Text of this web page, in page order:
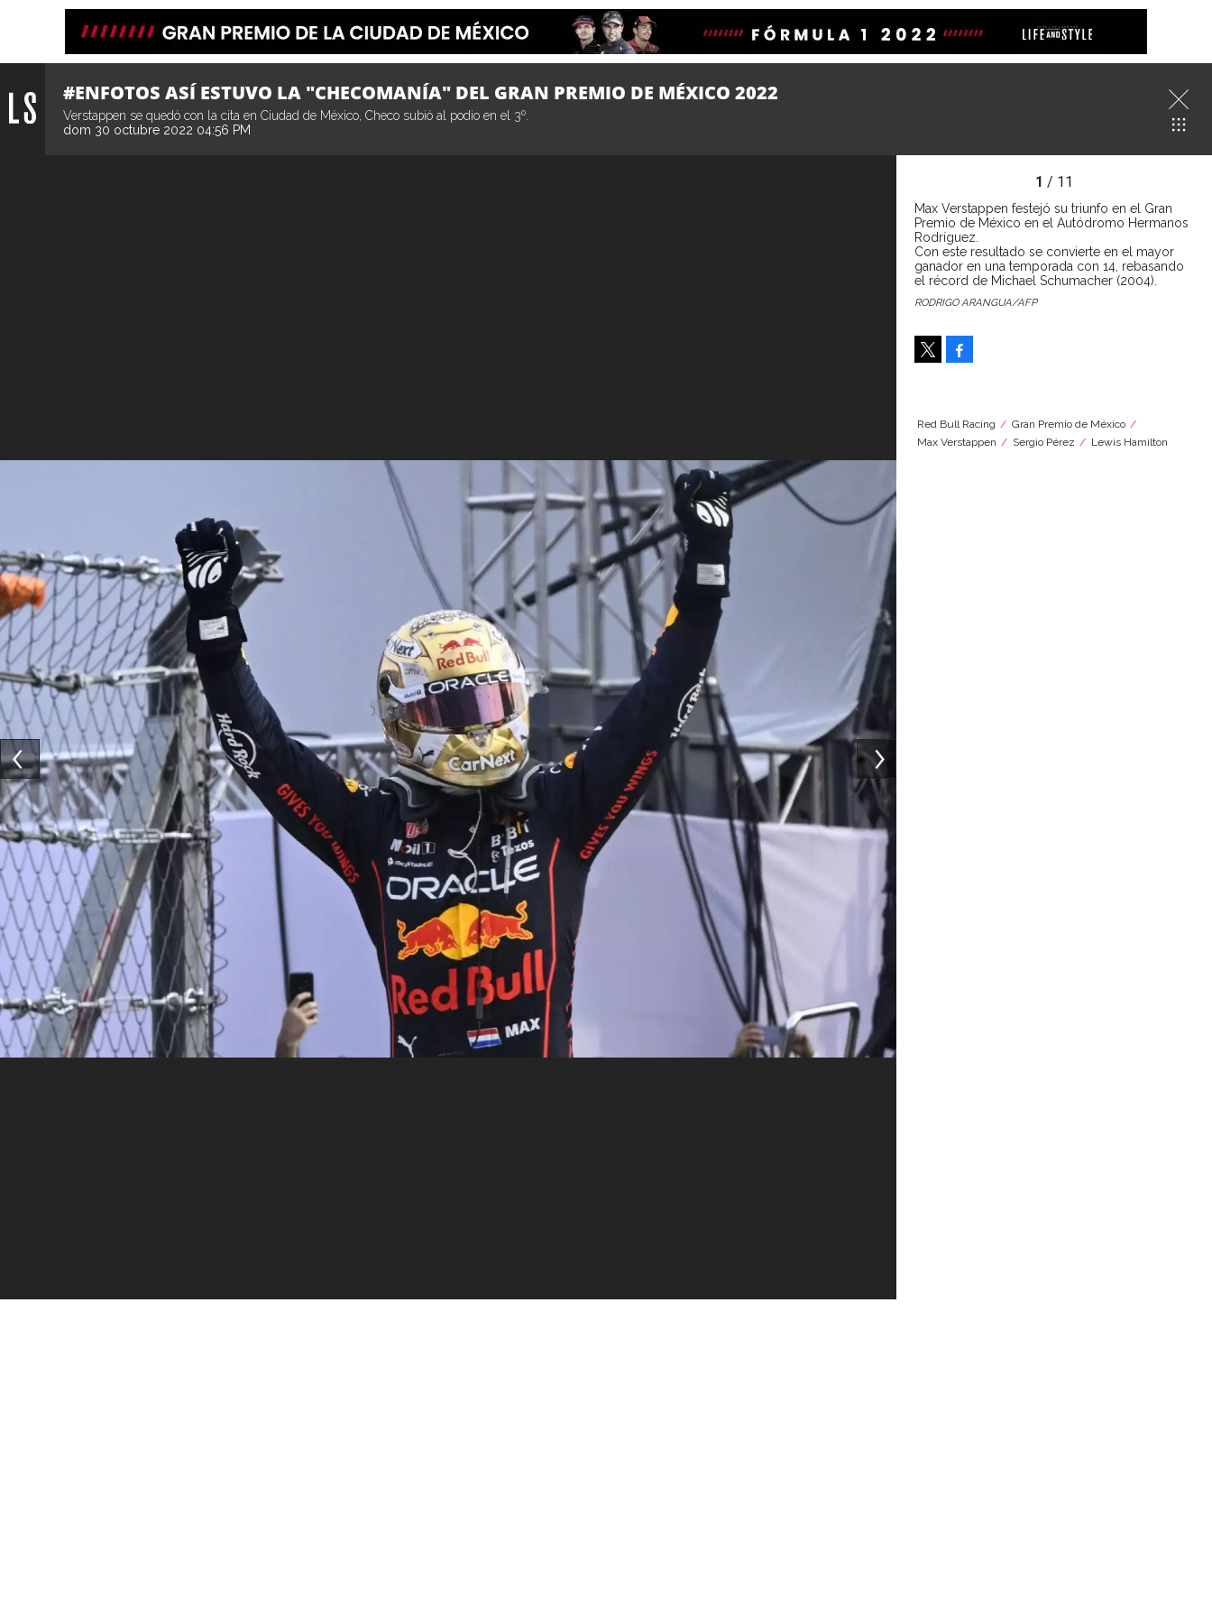
#ENFOTOS ASÍ ESTUVO LA "CHECOMANÍA" DEL GRAN PREMIO DE MÉXICO 2022
Verstappen se quedó con la cita en Ciudad de México, Checo subió al podio en el 3º.
dom 30 octubre 2022 04:56 PM
Red Bull Racing
Gran Premio de México
Max Verstappen
Sergio Pérez Lewis Hamilton
1 / 11
Max Verstappen festejó su triunfo en el Gran
Premio de México en el Autódromo Hermanos
Rodríguez.
Con este resultado se convierte en el mayor
ganador en una temporada con 14, rebasando
el récord de Michael Schumacher (2004).
RODRIGO ARANGUA/AFP